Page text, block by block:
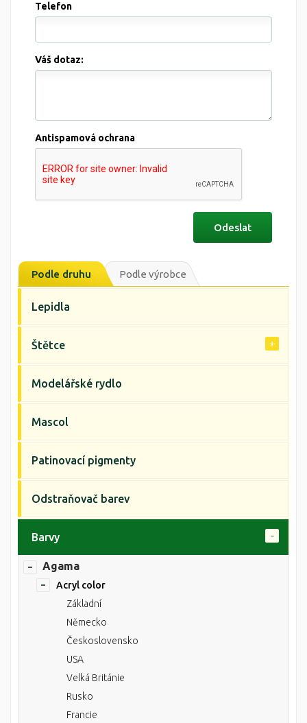
Telefon
Váš dotaz:
Antispamová ochrana
Podle druhu Podle výrobce
Lepidla
Štětce
Modelářské rydlo
Mascol
Patinovací pigmenty
Odstraňovač barev
Barvy
Agama
Acryl color
Základní
Německo
Československo
USA
Velká Británie
Rusko
Francie